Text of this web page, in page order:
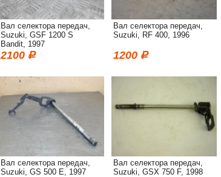
Вал селектора передач,
Suzuki, GSF 1200 S
Bandit, 1997
2100
Вал селектора передач,
Suzuki, RF 400, 1996
1200
Вал селектора передач,
Suzuki, GS 500 E, 1997
Вал селектора передач,
Suzuki, GSX 750 F, 1998